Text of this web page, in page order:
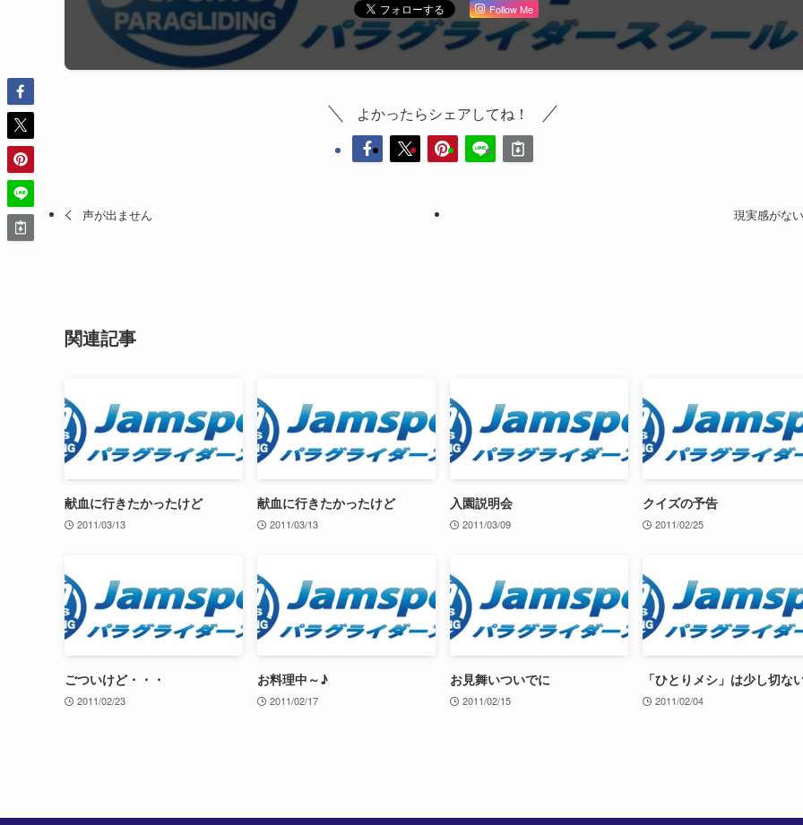
Follow Me
よかったらシェアしてね！
声が出ません 現実感がない
関連記事
献血に行きたかったけど
2011/03/13
献血に行きたかったけど
2011/03/13
入園説明会
2011/03/09
クイズの予告
2011/02/25
ごついけど・・・
2011/02/23
お料理中～♪
2011/02/17
お見舞いついでに
2011/02/15
「ひとりメシ」は少し切な
2011/02/04